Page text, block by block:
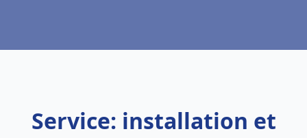
Service: installation et